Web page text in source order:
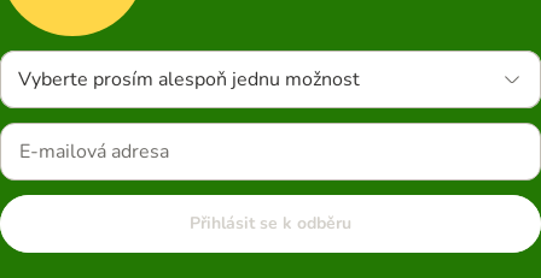
Vyberte prosím alespoň jednu možnost
Přihlásit se k odběru